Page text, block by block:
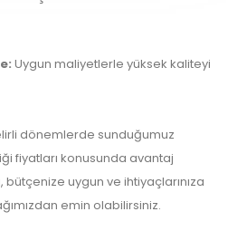
Uygun maliyetlerle yüksek kaliteyi
dönemlerde sunduğumuz
fiyatları konusunda avantaj
bütçenize uygun ve ihtiyaçlarınıza
emin olabilirsiniz.